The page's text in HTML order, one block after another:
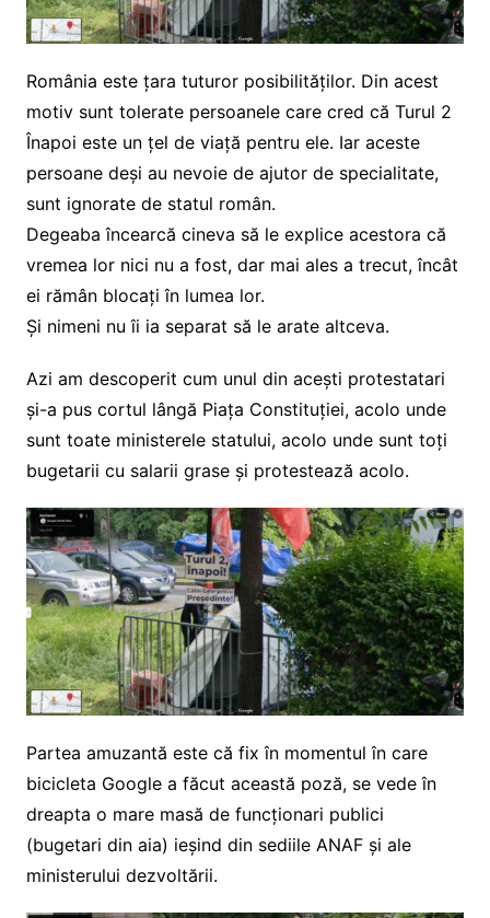
România este țara tuturor posibilităților. Din acest
motiv sunt tolerate persoanele care cred că Turul 2
Înapoi este un țel de viață pentru ele. Iar aceste
persoane deși au nevoie de ajutor de specialitate,
sunt ignorate de statul român.
Degeaba încearcă cineva să le explice acestora că
vremea lor nici nu a fost, dar mai ales a trecut, încât
ei rămân blocați în lumea lor.
Și nimeni nu îi ia separat să le arate altceva.
Azi am descoperit cum unul din acești protestatari
și-a pus cortul lângă Piața Constituției, acolo unde
sunt toate ministerele statului, acolo unde sunt toți
bugetarii cu salarii grase și protestează acolo.
Partea amuzantă este că fix în momentul în care
bicicleta Google a făcut această poză, se vede în
dreapta o mare masă de funcționari publici
(bugetari din aia) ieșind din sediile ANAF și ale
ministerului dezvoltării.